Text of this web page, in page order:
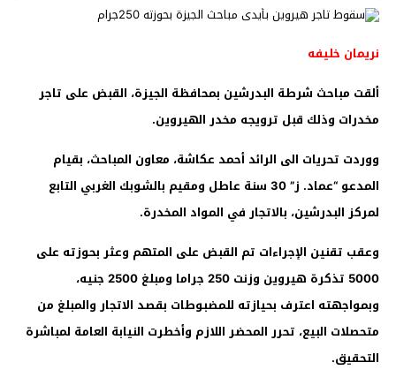
نريمان خليفه
ألقت مباحث شرطة البدرشين بمحافظة الجيزة، القبض على تاجر
مخدرات وذلك قبل ترويجه مخدر الهيروين.
ووردت تحريات الى الرائد أحمد عكاشة، معاون المباحث، بقيام
المدعو “عماد. ز” 30 سنة عاطل ومقيم بالشوبك الغربي التابع
لمركز البدرشين، بالاتجار في المواد المخدرة.
وعقب تقنين الإجراءات تم القبض على المتهم وعثر بحوزته على
5000 تذكرة هيروين وزنت 250 جراما ومبلغ 2500 جنيه،
وبمواجهته اعترف بحيازته للمضبوطات بقصد الاتجار والمبلغ من
متحصلات البيع، تحرر المحضر اللازم وأخطرت النيابة العامة لمباشرة
التحقيق.